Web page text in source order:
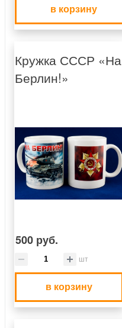
в корзину
Кружка СССР «На
Берлин!»
500 руб.
шт
в корзину